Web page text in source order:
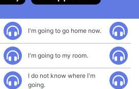
I'm going to go home now.
I'm going to my room.
I do not know where I'm
going.